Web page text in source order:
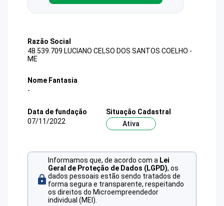
Razão Social
48.539.709 LUCIANO CELSO DOS SANTOS COELHO -
ME
Nome Fantasia
-
Data de fundação
07/11/2022
Situação Cadastral
Ativa
Informamos que, de acordo com a Lei
Geral de Proteção de Dados (LGPD), os
dados pessoais estão sendo tratados de
forma segura e transparente, respeitando
os direitos do Microempreendedor
individual (MEI).